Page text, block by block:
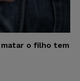
o filho tem